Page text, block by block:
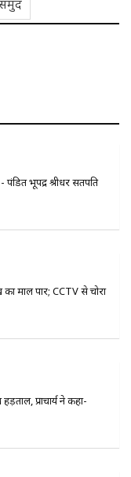
भूपेंद्र श्रीधर सतपति
माल पार; CCTV से चोरों
प्राचार्य ने कहा-